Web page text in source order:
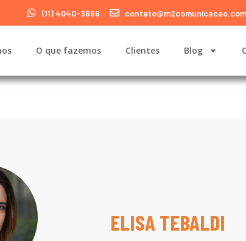
(11) 4040-3666
O que fazemos Clientes Blog
ELISA TEBALDI